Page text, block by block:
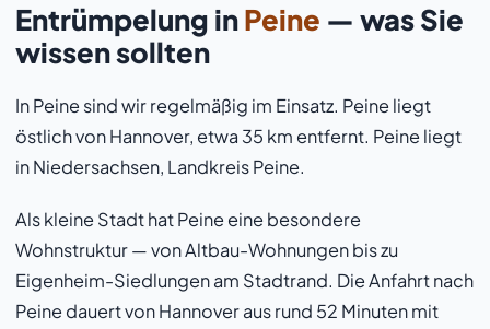
Entrümpelung inPeine — was Sie
wissen sollten
In Peine sind wir regelmäßig im Einsatz. Peine liegt
östlich von Hannover, etwa 35 km entfernt. Peine liegt
in Niedersachsen, Landkreis Peine.
Als kleine Stadt hat Peine eine besondere
Wohnstruktur — von Altbau-Wohnungen bis zu
Eigenheim-Siedlungen am Stadtrand. Die Anfahrt nach
Peine dauert von Hannover aus rund 52 Minuten mit